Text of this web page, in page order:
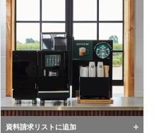
資料請求リストに追加